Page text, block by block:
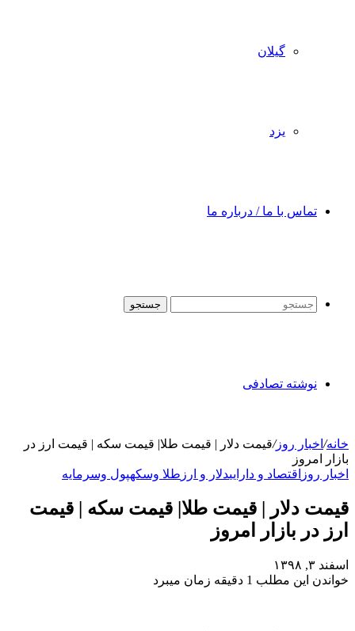
گیلان
یزد
تماس با ما / درباره ما
جستجو
نوشته تصادفی
خانه/ اخبار روز/قیمت دلار | قیمت طلا| قیمت سکه | قیمت ارز در
بازار امروز
اخبار روز اقتصاد و داراییدلار و ارز طلا وسکهپول وسرمایه
قیمت دلار | قیمت طلا| قیمت سکه | قیمت
ارز در بازار امروز
اسفند ۳, ۱۳۹۸
خواندن این مطلب 1 دقیقه زمان میبرد